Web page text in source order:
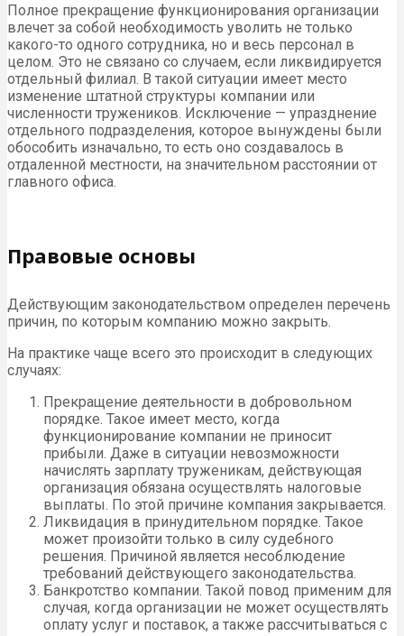
Полное прекращение функционирования организации
влечет за собой необходимость уволить не только
какого-то одного сотрудника, но и весь персонал в
целом. Это не связано со случаем, если ликвидируется
отдельный филиал. В такой ситуации имеет место
изменение штатной структуры компании или
численности тружеников. Исключение — упразднение
отдельного подразделения, которое вынуждены были
обособить изначально, то есть оно создавалось в
отдаленной местности, на значительном расстоянии от
главного офиса.
Правовые основы
Действующим законодательством определен перечень
причин, по которым компанию можно закрыть.
На практике чаще всего это происходит в следующих
случаях:
Прекращение деятельности в добровольном
порядке. Такое имеет место, когда
функционирование компании не приносит
прибыли. Даже в ситуации невозможности
начислять зарплату труженикам, действующая
организация обязана осуществлять налоговые
выплаты. По этой причине компания закрывается.
Ликвидация в принудительном порядке. Такое
может произойти только в силу судебного
решения. Причиной является несоблюдение
требований действующего законодательства.
Банкротство компании. Такой повод применим для
случая, когда организации не может осуществлять
оплату услуг и поставок, а также рассчитываться с